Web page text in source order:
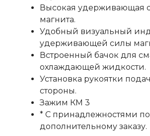
Высокая удерживающая
магнита.
Удобный визуальный
удерживающей силы
Встроенный бачок для
охлаждающей жидкости.
Установка рукоятки
стороны.
Зажим КМ 3
* С принадлежностями по
дополнительному заказу.